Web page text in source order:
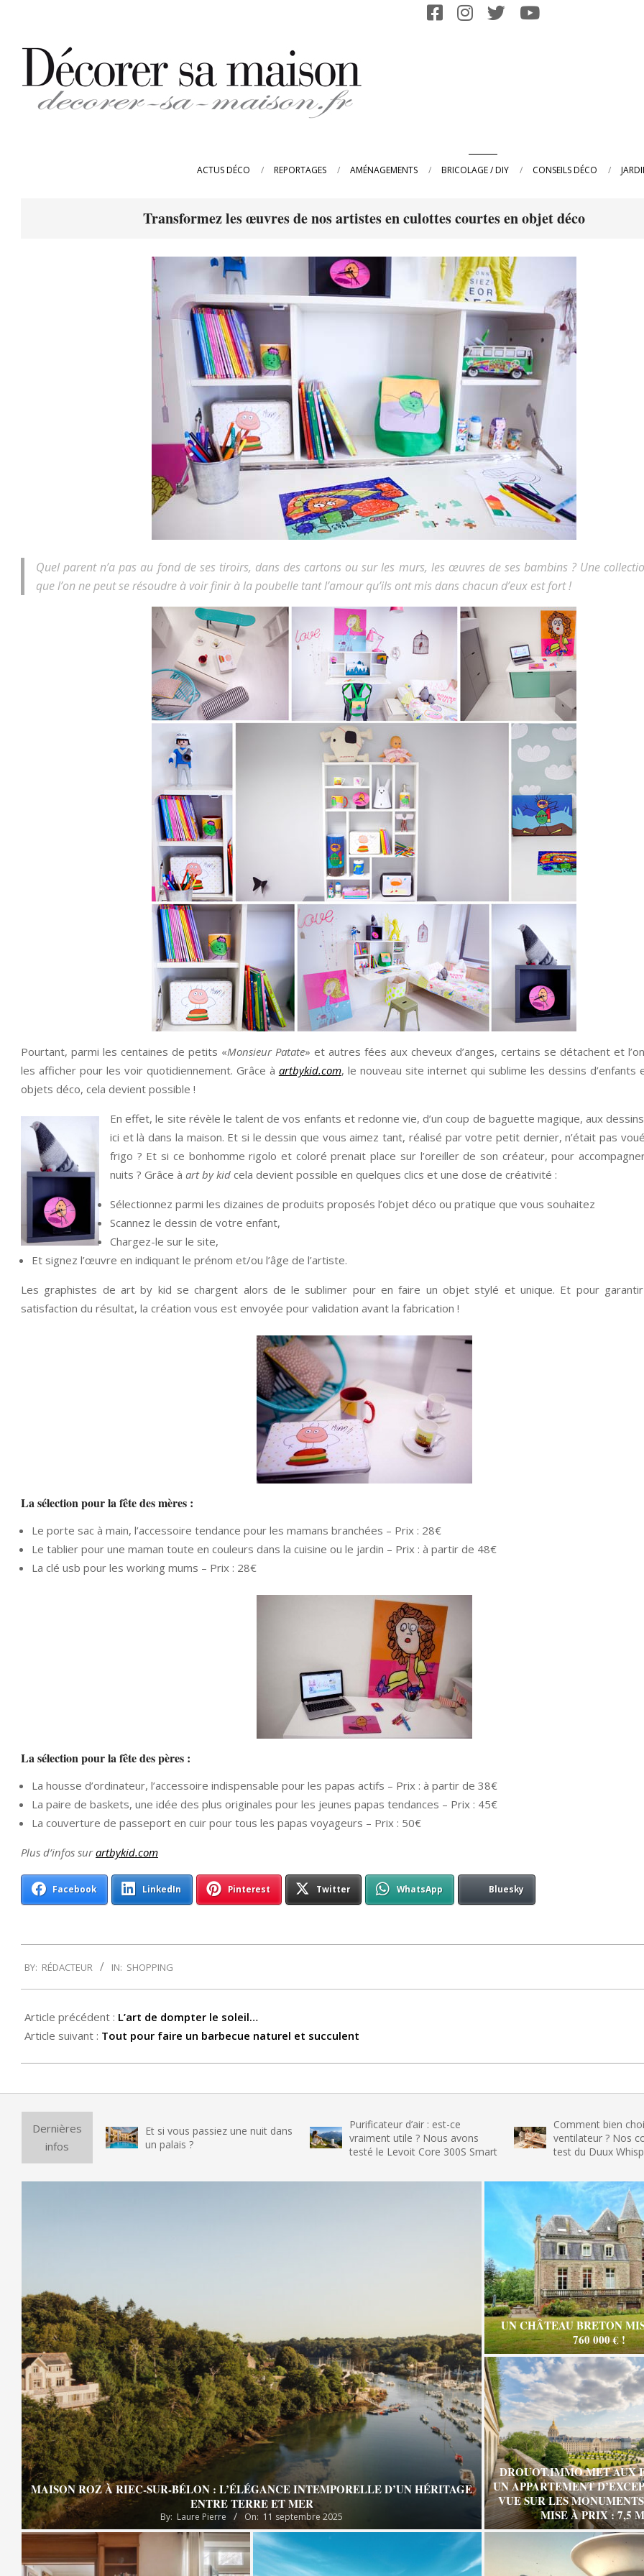
content
ACTUS DÉCO REPORTAGES AMÉNAGEMENTS BRICOLAGE / DIY CONSEILS DÉCO
Transformez les œuvres de nos artistes en culottes courtes en objet déco
Quel parent n’a pas au fond de ses tiroirs, dans des cartons ou sur les murs, les œuvres de ses bambins ? Une
que l’on ne peut se résoudre à voir finir à la poubelle tant l’amour qu’ils ont mis dans chacun d’eux est fort !
Pourtant, parmi les centaines de petits «Monsieur Patate» et autres fées aux cheveux d’anges, certains se détachent et
les afficher pour les voir quotidiennement. Grâce à artbykid.com, le nouveau site internet qui sublime les dessins d’enfants
objets déco, cela devient possible !
En effet, le site révèle le talent de vos enfants et redonne vie, d’un coup de baguette magique, aux
ici et là dans la maison. Et si le dessin que vous aimez tant, réalisé par votre petit dernier, n’était pas
frigo ? Et si ce bonhomme rigolo et coloré prenait place sur l’oreiller de son créateur, pour
nuits ? Grâce à art by kid cela devient possible en quelques clics et une dose de créativité :
Sélectionnez parmi les dizaines de produits proposés l’objet déco ou pratique que vous souhaitez
Scannez le dessin de votre enfant,
Chargez-le sur le site,
Et signez l’œuvre en indiquant le prénom et/ou l’âge de l’artiste.
Les graphistes de art by kid se chargent alors de le sublimer pour en faire un objet stylé et unique. Et pour
satisfaction du résultat, la création vous est envoyée pour validation avant la fabrication !
La sélection pour la fête des mères :
Le porte sac à main, l’accessoire tendance pour les mamans branchées – Prix : 28€
Le tablier pour une maman toute en couleurs dans la cuisine ou le jardin – Prix : à partir de 48€
La clé usb pour les working mums – Prix : 28€
La sélection pour la fête des pères :
La housse d’ordinateur, l’accessoire indispensable pour les papas actifs – Prix : à partir de 38€
La paire de baskets, une idée des plus originales pour les jeunes papas tendances – Prix : 45€
La couverture de passeport en cuir pour tous les papas voyageurs – Prix : 50€
Plus d’infos surartbykid.com
Facebook LinkedIn Pinterest Twitter WhatsApp Bluesky
03-
31
BY: RÉDACTEUR IN: SHOPPING
Article précédent : L’art de dompter le soleil…
Article suivant : Tout pour faire un barbecue naturel et succulent
Dernières
infos
Et si vous passiez une nuit dans
un palais ?
Purificateur d’air : est-ce
vraiment utile ? Nous avons
testé le Levoit Core 300S Smart
Comment bien choisir son
ventilateur ? Nos conseils et le
test du Duux Whisper Flex 2
MAISON ROZ À RIEC-SUR-BÉLON : L’ÉLÉGANCE INTEMPORELLE D’UN HÉRITAGE
ENTRE TERRE ET MER
By: Laure Pierre On: 11 septembre 2025
UN CHÂTEAU BRETON
760 000 € !
DROUOT.IMMO MET AUX
UN APPARTEMENT
VUE SUR LES
MISE À PRIX : 7,5